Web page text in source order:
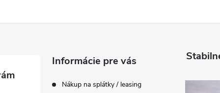
Informácie pre vás
Nákup na splátky / leasing